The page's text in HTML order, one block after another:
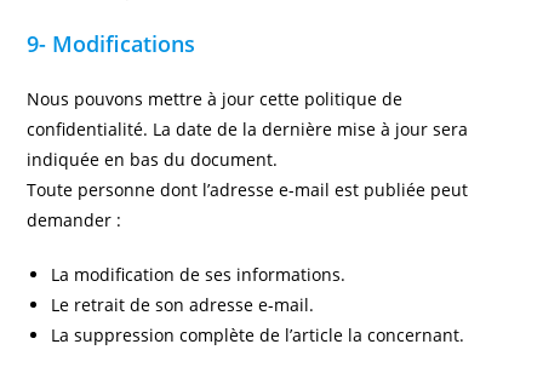
9- Modifications
Nous pouvons mettre à jour cette politique de
confidentialité. La date de la dernière mise à jour sera
indiquée en bas du document.
Toute personne dont l’adresse e-mail est publiée peut
demander :
La modification de ses informations.
Le retrait de son adresse e-mail.
La suppression complète de l’article la concernant.